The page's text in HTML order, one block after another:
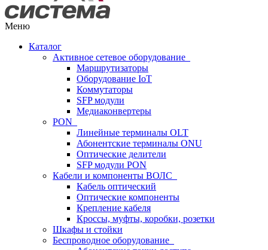
Меню
Каталог
Активное сетевое оборудование
Маршрутизаторы
Оборудование IoT
Коммутаторы
SFP модули
Медиаконвертеры
PON
Линейные терминалы OLT
Абонентские терминалы ONU
Оптические делители
SFP модули PON
Кабели и компоненты ВОЛС
Кабель оптический
Оптические компоненты
Крепление кабеля
Кроссы, муфты, коробки, розетки
Шкафы и стойки
Беспроводное оборудование